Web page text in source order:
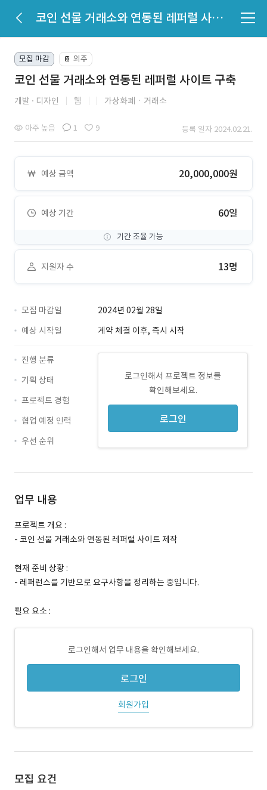
코인 선물 거래소와 연동된 레퍼럴 사이트 구축
모집 마감 📔 외주
코인 선물 거래소와 연동된 레퍼럴 사이트 구축
개발 디자인 웹 가상화폐ㆍ거래소
아주 높음 1 9 등록 일자 2024.02.21.
예상 금액 20,000,000원
예상 기간 60일
기간 조율 가능
지원자 수 13명
모집 마감일
2024년 02월 28일
예상 시작일
계약 체결 이후, 즉시 시작
로그인해서 프로젝트 정보를
확인해보세요.
로그인
진행 분류
기획 상태
프로젝트 경험
협업 예정 인력
우선 순위
업무 내용
프로젝트 개요 :
- 코인 선물 거래소와 연동된 레퍼럴 사이트 제작
현재 준비 상황 :
- 레퍼런스를 기반으로 요구사항을 정리하는 중입니다.
필요 요소 :
로그인해서 업무 내용을 확인해보세요.
로그인
회원가입
모집 요건